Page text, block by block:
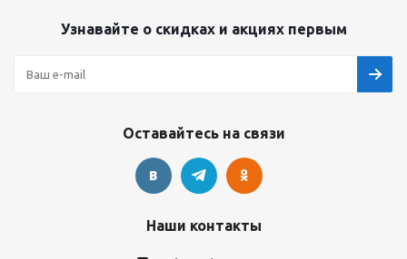
Узнавайте о скидках и акциях первым
Оставайтесь на связи
Наши контакты